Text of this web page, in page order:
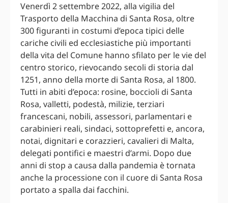
Venerdì 2 settembre 2022, alla vigilia del
Trasporto della Macchina di Santa Rosa, oltre
300 figuranti in costumi d’epoca tipici delle
cariche civili ed ecclesiastiche più importanti
della vita del Comune hanno sfilato per le vie del
centro storico, rievocando secoli di storia dal
1251, anno della morte di Santa Rosa, al 1800.
Tutti in abiti d’epoca: rosine, boccioli di Santa
Rosa, valletti, podestà, milizie, terziari
francescani, nobili, assessori, parlamentari e
carabinieri reali, sindaci, sottoprefetti e, ancora,
notai, dignitari e corazzieri, cavalieri di Malta,
delegati pontifici e maestri d’armi. Dopo due
anni di stop a causa dalla pandemia è tornata
anche la processione con il cuore di Santa Rosa
portato a spalla dai facchini.